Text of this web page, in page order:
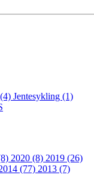
Jentesykling (1)
2020 (8) 2019 (26)
(77) 2013 (7)